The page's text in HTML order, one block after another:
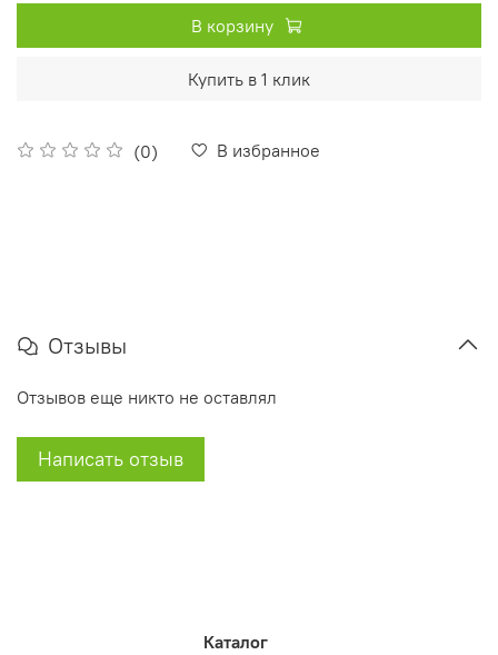
(0) В избранное
В корзину
Купить в 1 клик
Отзывы
Отзывов еще никто не оставлял
Написать отзыв
Каталог